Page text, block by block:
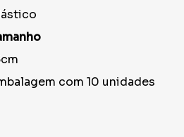
com 10 unidades